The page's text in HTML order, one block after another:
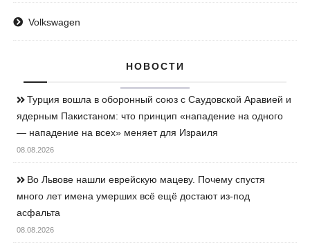
Volkswagen
НОВОСТИ
Турция вошла в оборонный союз с Саудовской Аравией и
ядерным Пакистаном: что принцип «нападение на одного
— нападение на всех» меняет для Израиля
08.08.2026
Во Львове нашли еврейскую мацеву. Почему спустя
много лет имена умерших всё ещё достают из-под
асфальта
08.08.2026